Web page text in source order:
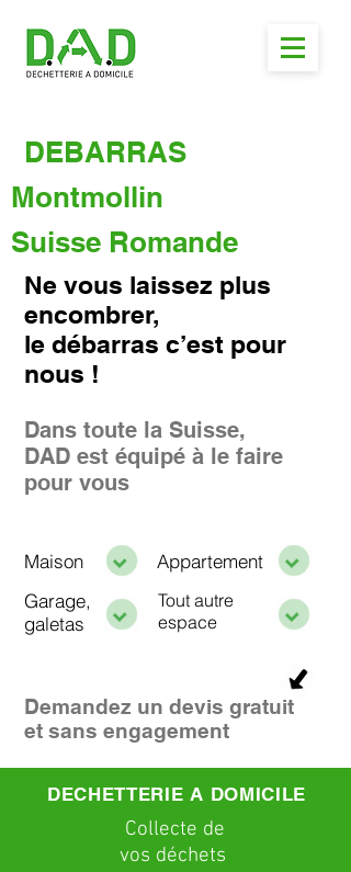
DEBARRAS
Montmollin
Suisse Romande
Ne vous laissez plus
encombrer,
le débarras c’est pour
nous !
Dans toute la Suisse,
DAD est équipé à le faire
pour vous
Maison
Appartement
Garage,
galetas
Tout autre
espace
Demandez un devis gratuit
et sans engagement
DECHETTERIE A DOMICILE
Collecte de
vos déchets